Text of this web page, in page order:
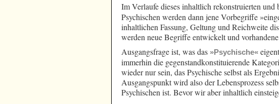
Im Verlaufe dieses inhaltlich rekonstruierten
Psychischen werden dann jene Vorbegriffe
inhaltlichen Fassung, Geltung und Reichweite
werden neue Begriffe entwickelt und
Ausgangsfrage ist, was das »Psychische«
immerhin die gegenstandkonstituierende
wieder nur sein, das Psychische selbst als
Ausgangspunkt wird also der Lebensprozess
Psychischen ist. Bevor wir aber inhaltlich